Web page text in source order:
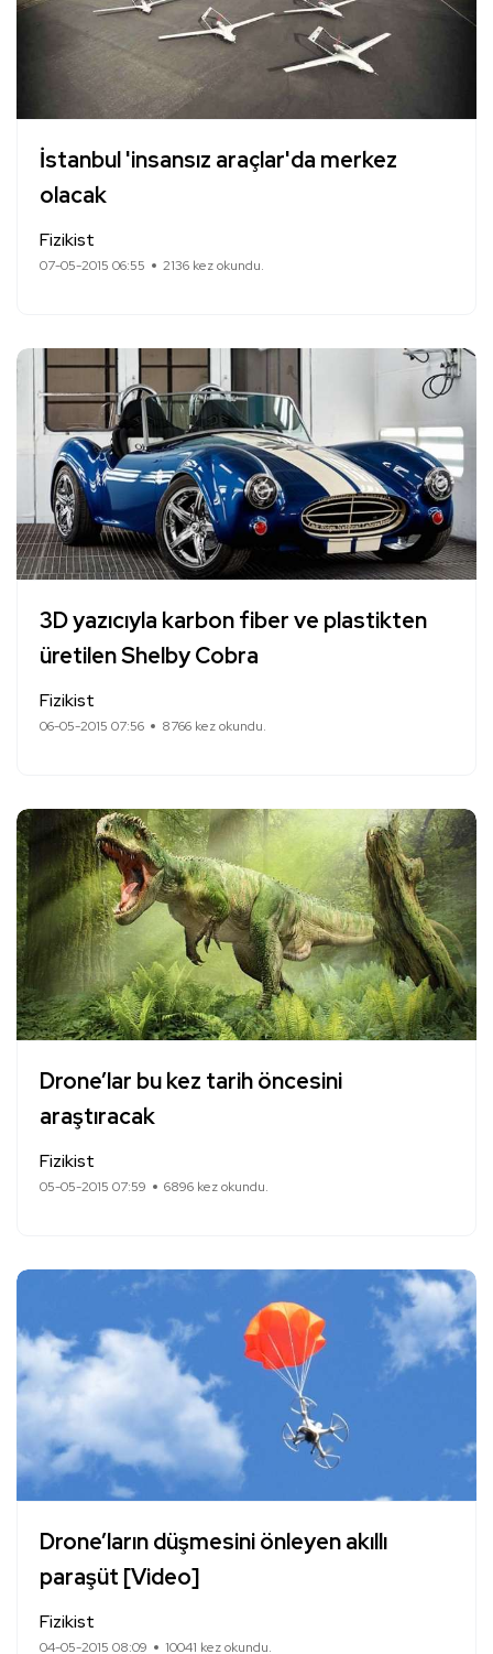
İstanbul 'insansız araçlar'da merkez
olacak
Fizikist
07-05-2015 06:55 2136 kez okundu.
3D yazıcıyla karbon fiber ve plastikten
üretilen Shelby Cobra
Fizikist
06-05-2015 07:56 8766 kez okundu.
Drone’lar bu kez tarih öncesini
araştıracak
Fizikist
05-05-2015 07:59 6896 kez okundu.
Drone’ların düşmesini önleyen akıllı
paraşüt [Video]
Fizikist
04-05-2015 08:09 10041 kez okundu.